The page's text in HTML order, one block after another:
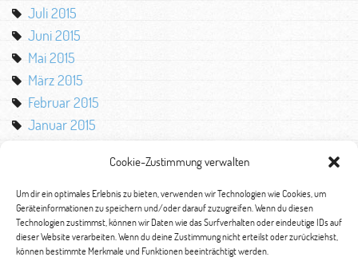
Cookie-Zustimmung verwalten
Um dir ein optimales Erlebnis zu bieten, verwenden wir Technologien wie Cookies, um
Geräteinformationen zu speichern und/oder darauf zuzugreifen. Wenn du diesen
Technologien zustimmst, können wir Daten wie das Surfverhalten oder eindeutige IDs auf
dieser Website verarbeiten. Wenn du deine Zustimmung nicht erteilst oder zurückziehst,
können bestimmte Merkmale und Funktionen beeinträchtigt werden.
Juli 2015
Juni 2015
Mai 2015
März 2015
Februar 2015
Januar 2015
Mai 2014
März 2014
Februar 2014
Januar 2014